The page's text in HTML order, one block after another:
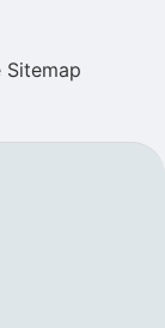
Sitemap